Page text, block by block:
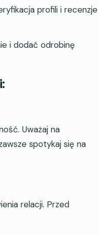
profili i recenzje
i dodać odrobinę
Uważaj na
spotykaj się na
relacji. Przed